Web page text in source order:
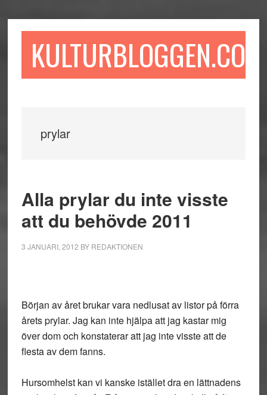
till
till
sidofältet
till
KULTURBLOGGEN.COM
prylar
Alla prylar du inte visste
att du behövde 2011
3 JANUARI, 2012 BY REDAKTIONEN
Början av året brukar vara nedlusat av listor på förra
årets prylar. Jag kan inte hjälpa att jag kastar mig
över dom och konstaterar att jag inte visste att de
flesta av dem fanns.
Hursomhelst kan vi kanske istället dra en lättnadens